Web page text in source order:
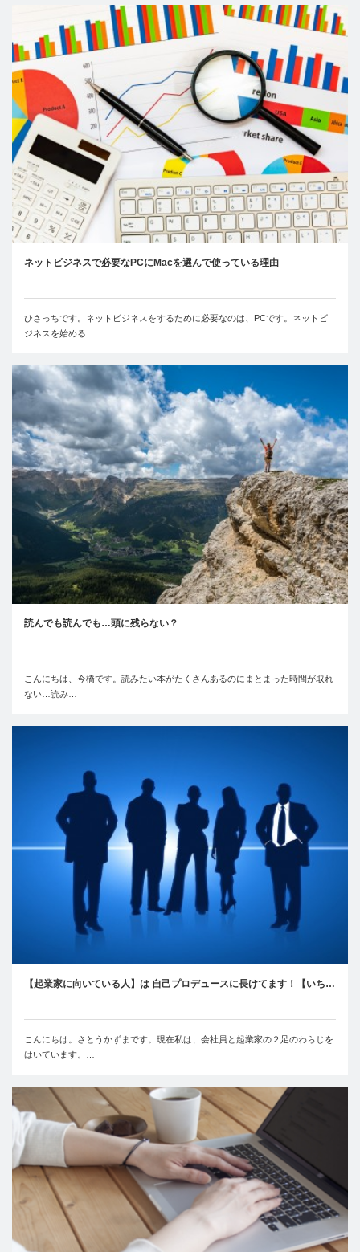
ネットビジネスで必要なPCにMacを選んで使っている理由
ひさっちです。ネットビジネスをするために必要なのは、PCです。ネットビ
ジネスを始める…
読んでも読んでも…頭に残らない？
こんにちは、今橋です。読みたい本がたくさんあるのにまとまった時間が取れ
ない…読み…
【起業家に向いている人】は 自己プロデュースに長けてます！【いち…
こんにちは。さとうかずまです。現在私は、会社員と起業家の２足のわらじを
はいています。…